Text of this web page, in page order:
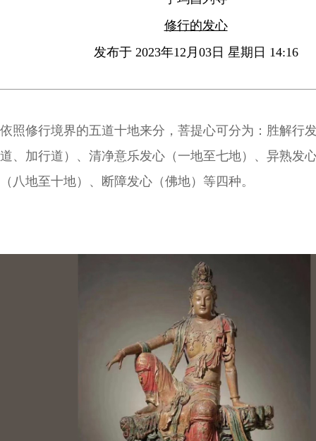
修行的发心
发布于 2023年12月03日 星期日 14:16
依照修行境界的五道十地来分，菩提心可分为：胜解行
道、加行道）、清净意乐发心（一地至七地）、异熟发
（八地至十地）、断障发心（佛地）等四种。